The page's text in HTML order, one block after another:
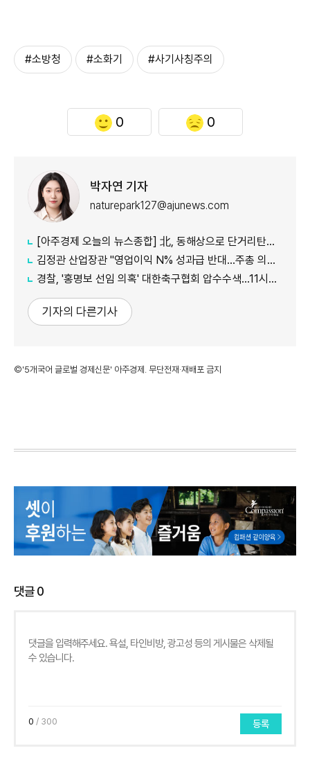
#소방청 #소화기 #사기사칭주의
0 0
박자연 기자
naturepark127@ajunews.com
[아주경제 오늘의 뉴스종합] 北, 동해상으로 단거리탄도미사일 발사…42일 만에 도발 外
김정관 산업장관 "영업이익 N% 성과급 반대…주총 의결 의무화 추진"
경찰, '홍명보 선임 의혹' 대한축구협회 압수수색…11시간 만에 종료
기자의 다른기사
©'5개국어 글로벌 경제신문' 아주경제. 무단전재·재배포 금지
댓글0
0 / 300 등록